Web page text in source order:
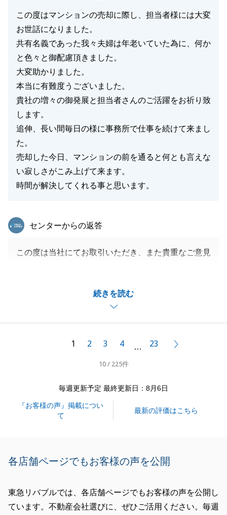
この度はマンションの売却に際し、担当者様には大変
お世話になりました。
共有名義であった我々夫婦は年老いていた為に、何か
と色々と御配慮頂きました。
大変助かりました。
本当に有難度うございました。
貴社の増々の御発展と担当者さんのご活躍をお祈り致
します。
追伸、長い間毎日の様に事務所で仕事を続けて来まし
た。
売却した今日、マンションの前を通ると何とも言えな
い寂しさがこみ上げて来ます。
時間が解決してくれる事と思います。
続きを読む
東急リバブル
センターからの返答
この度は当社にてお取引いただき、また貴重なご意見
いでき、またお役にたてたこと大変光栄に思います。
お褒めいただき、誠にありがとうございます。
いただいたお言葉を励みに、日々精進してまいります
お困り事などございましたら、お気軽にお声掛けくだ
1 2 3 4 … 23
10 / 225件
毎週更新予定 最終更新日：8月6日
『お客様の声』掲載につい
て
最新の評価はこちら
各店舗ページでもお客様の声を公開
東急リバブルでは、各店舗ページでもお客様の声を公開し
ています。不動産会社選びに、ぜひご活用ください。毎週